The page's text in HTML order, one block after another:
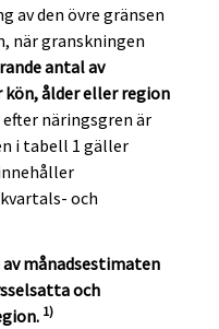
av den övre gränsen
när granskningen
antal av
ålder eller region
efter näringsgren är
i tabell 1 gäller
och
månadsestimaten
och
1)